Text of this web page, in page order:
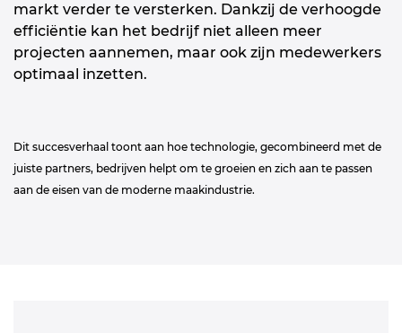
markt verder te versterken. Dankzij de verhoogde
efficiëntie kan het bedrijf niet alleen meer
projecten aannemen, maar ook zijn medewerkers
optimaal inzetten.
Dit succesverhaal toont aan hoe technologie, gecombineerd met de
juiste partners, bedrijven helpt om te groeien en zich aan te passen
aan de eisen van de moderne maakindustrie.